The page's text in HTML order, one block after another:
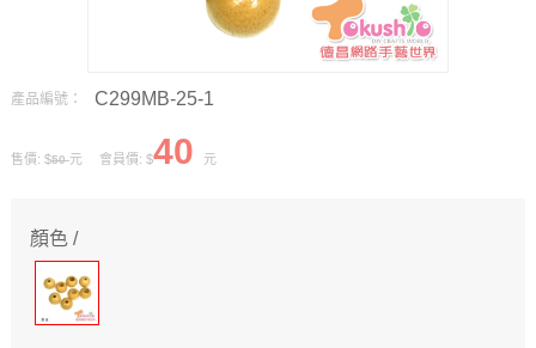
產品編號： C299MB-25-1
售價: $50元 會員價: $40 元
顏色 /